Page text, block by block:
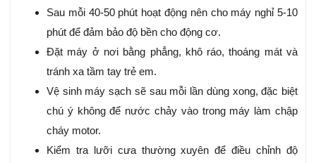
Sau mỗi 40-50 phút hoạt động nên cho máy nghỉ 5-10
phút để đảm bảo độ bền cho động cơ.
Đặt máy ở nơi bằng phẳng, khô ráo, thoáng mát và
tránh xa tầm tay trẻ em.
Vệ sinh máy sạch sẽ sau mỗi lần dùng xong, đặc biệt
chú ý không để nước chảy vào trong máy làm chập
cháy motor.
Kiểm tra lưỡi cưa thường xuyên để điều chỉnh độ